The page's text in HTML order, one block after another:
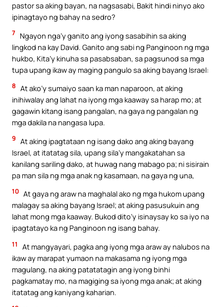
pastor sa aking bayan, na nagsasabi, Bakit hindi ninyo ako
ipinagtayo ng bahay na sedro?
7 Ngayon nga’y ganito ang iyong sasabihin sa aking
lingkod na kay David. Ganito ang sabi ng Panginoon ng mga
hukbo, Kita’y kinuha sa pasabsaban, sa pagsunod sa mga
tupa upang ikaw ay maging pangulo sa aking bayang Israel:
8 At ako’y sumaiyo saan ka man naparoon, at aking
inihiwalay ang lahat na iyong mga kaaway sa harap mo; at
gagawin kitang isang pangalan, na gaya ng pangalan ng
mga dakila na nangasa lupa.
9 At aking ipagtataan ng isang dako ang aking bayang
Israel, at itatatag sila, upang sila’y mangakatahan sa
kanilang sariling dako, at huwag nang mabago pa; ni sisirain
pa man sila ng mga anak ng kasamaan, na gaya ng una,
10 At gaya ng araw na maghalal ako ng mga hukom upang
malagay sa aking bayang Israel; at aking pasusukuin ang
lahat mong mga kaaway. Bukod dito’y isinaysay ko sa iyo na
ipagtatayo ka ng Panginoon ng isang bahay.
11
At mangyayari, pagka ang iyong mga araw ay nalubos na
ikaw ay marapat yumaon na makasama ng iyong mga
magulang, na aking patatatagin ang iyong binhi
pagkamatay mo, na magiging sa iyong mga anak; at aking
itatatag ang kaniyang kaharian.